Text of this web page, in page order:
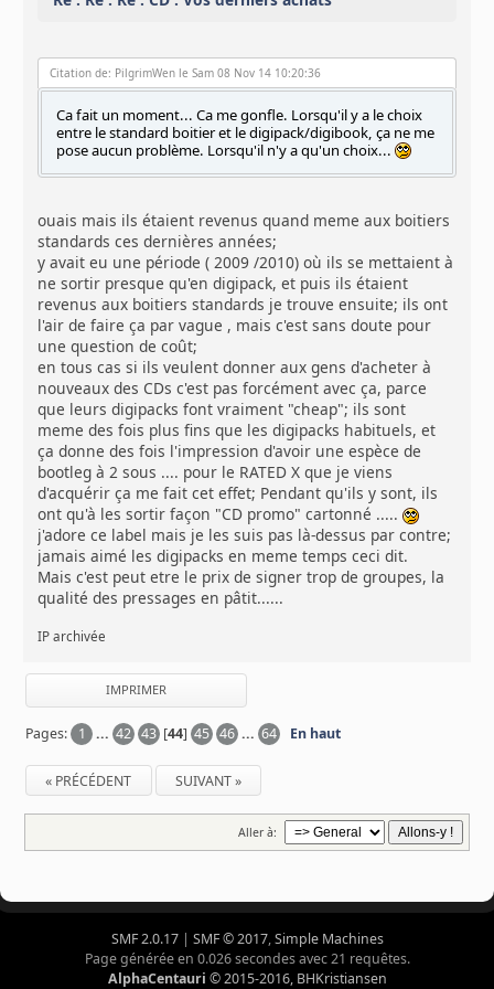
Citation de: PilgrimWen le Sam 08 Nov 14 10:20:36
Ca fait un moment... Ca me gonfle. Lorsqu'il y a le choix
entre le standard boitier et le digipack/digibook, ça ne me
pose aucun problème. Lorsqu'il n'y a qu'un choix...
ouais mais ils étaient revenus quand meme aux boitiers
standards ces dernières années;
y avait eu une période ( 2009 /2010) où ils se mettaient à
ne sortir presque qu'en digipack, et puis ils étaient
revenus aux boitiers standards je trouve ensuite; ils ont
l'air de faire ça par vague , mais c'est sans doute pour
une question de coût;
en tous cas si ils veulent donner aux gens d'acheter à
nouveaux des CDs c'est pas forcément avec ça, parce
que leurs digipacks font vraiment "cheap"; ils sont
meme des fois plus fins que les digipacks habituels, et
ça donne des fois l'impression d'avoir une espèce de
bootleg à 2 sous .... pour le RATED X que je viens
d'acquérir ça me fait cet effet; Pendant qu'ils y sont, ils
ont qu'à les sortir façon "CD promo" cartonné .....
j'adore ce label mais je les suis pas là-dessus par contre;
jamais aimé les digipacks en meme temps ceci dit.
Mais c'est peut etre le prix de signer trop de groupes, la
qualité des pressages en pâtit......
IP archivée
IMPRIMER
Pages: 1 ...42 43 [44]45 46 ...64 En haut
« PRÉCÉDENT SUIVANT »
Aller à:
SMF 2.0.17| SMF © 2017,Simple Machines
Page générée en 0.026 secondes avec 21 requêtes.
AlphaCentauri © 2015-2016, BHKristiansen